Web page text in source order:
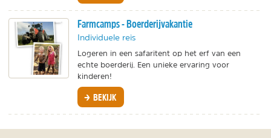
Farmcamps - Boerderijvakantie
Individuele reis
Logeren in een safaritent op het erf van een
echte boerderij. Een unieke ervaring voor
kinderen!
BEKIJK